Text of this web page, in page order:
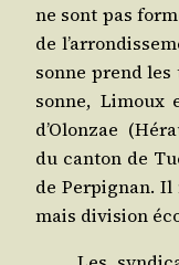
ne sont pas
de
sonne prend
sonne, Limoux
d’Olonzae
du can­ton de
de Per­pi­gnan. Il
mais divi­sion